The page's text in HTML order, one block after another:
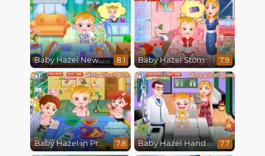
Baby Hazel Newborn Vaccination 8.1 Baby Hazel Stomach Care 7.9
Baby Hazel in Preschool 7.8 Baby Hazel Hand Fracture 7.7